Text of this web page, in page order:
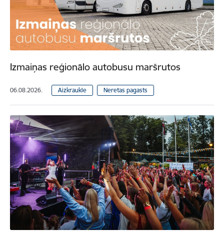
Izmaiņas reģionālo autobusu maršrutos
06.08.2026. Aizkraukle Neretas pagasts